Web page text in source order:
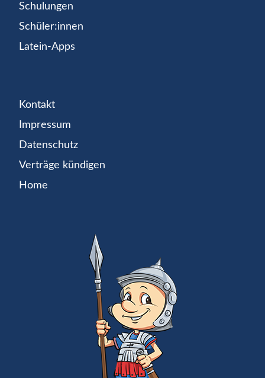
Schulungen
Schüler:innen
Latein-Apps
Kontakt
Impressum
Datenschutz
Verträge kündigen
Home